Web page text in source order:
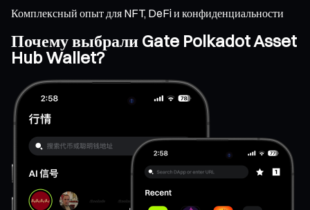
Комплексный опыт для NFT, DeFi и конфиденциальности
Почему выбрали Gate Polkadot Asset
Hub Wallet?